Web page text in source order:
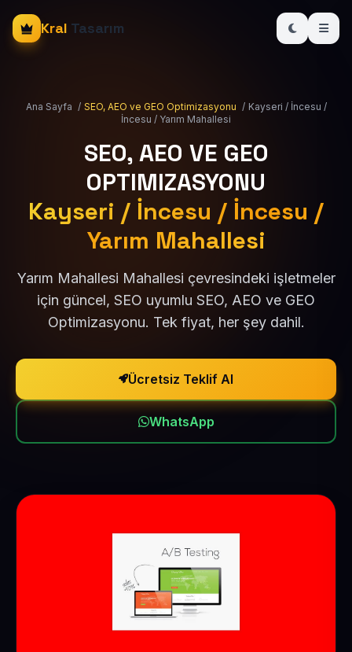
Kral Tasarım
Ana Sayfa / SEO, AEO ve GEO Optimizasyonu / Kayseri / İncesu /
İncesu / Yarım Mahallesi
SEO, AEO VE GEO
OPTIMIZASYONU
Kayseri / İncesu / İncesu /
Yarım Mahallesi
Yarım Mahallesi Mahallesi çevresindeki işletmeler
için güncel, SEO uyumlu SEO, AEO ve GEO
Optimizasyonu. Tek fiyat, her şey dahil.
Ücretsiz Teklif Al
WhatsApp